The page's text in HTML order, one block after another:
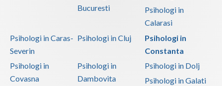
Bucuresti
Psihologi in
Calarasi
Psihologi in Caras-
Severin
Psihologi in Cluj
Psihologi in
Constanta
Psihologi in
Covasna
Psihologi in
Dambovita
Psihologi in Dolj
Psihologi in Galati